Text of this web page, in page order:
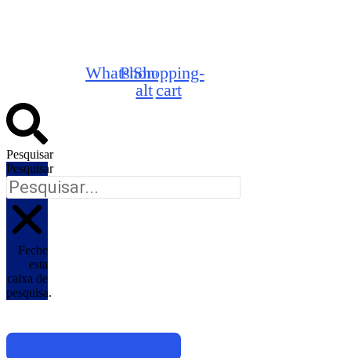
Whatsapp
Phone-
alt
Shopping-
cart
Pesquisar
Pesquisar
Feche
esta
caixa de
pesquisa.